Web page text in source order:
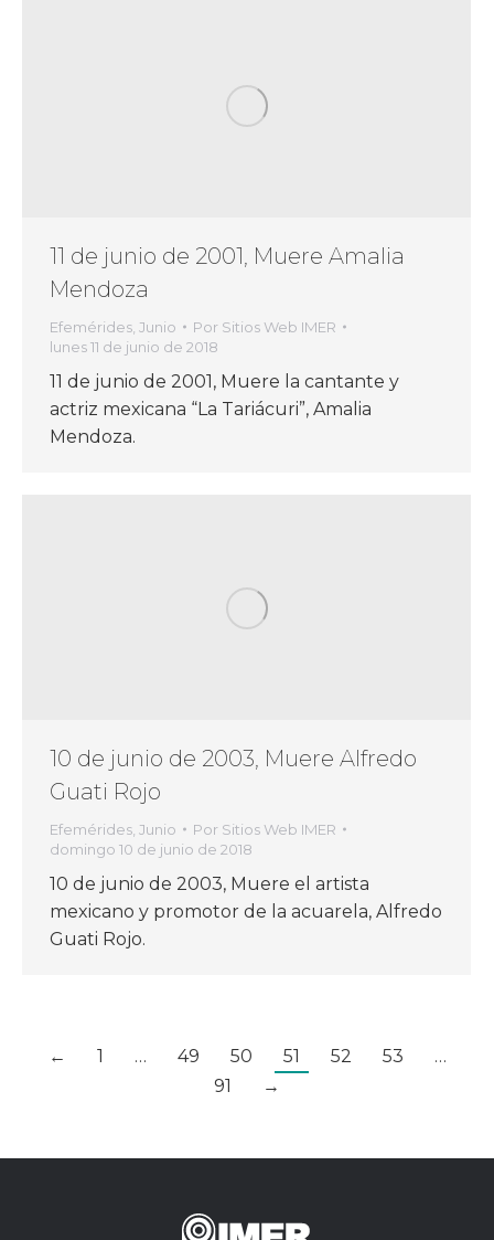
11 de junio de 2001, Muere Amalia
Mendoza
Efemérides Junio Por Sitios Web IMER
lunes 11 de junio de 2018
11 de junio de 2001, Muere la cantante y
actriz mexicana “La Tariácuri”, Amalia
Mendoza.
10 de junio de 2003, Muere Alfredo
Guati Rojo
Efemérides Junio Por Sitios Web IMER
domingo 10 de junio de 2018
10 de junio de 2003, Muere el artista
mexicano y promotor de la acuarela, Alfredo
Guati Rojo.
← 1 … 49 50 51 52 53
…
91
→